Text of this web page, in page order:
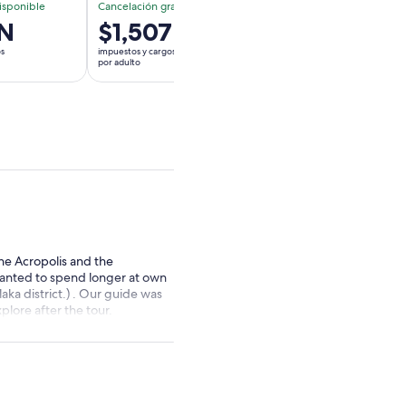
Cancelación gratuita disponible
El
precio
es
de
$1,507 MXN
impuestos y cargos incluidos
por adulto
Acropolis and the
to spend longer at own
district.) . Our guide was
after the tour.